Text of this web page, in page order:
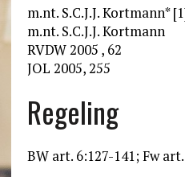
m.nt. S.C.J.J. Kortmann*
m.nt. S.C.J.J. Kortmann
RVDW 2005 , 62
JOL 2005, 255
Regeling
BW art. 6:127-141; Fw